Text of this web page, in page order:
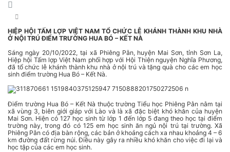
HIỆP HỘI TẤM LỢP VIỆT NAM TỔ CHỨC LỄ KHÁNH THÀNH KHU NHÀ
Ở NỘI TRÚ ĐIỂM TRƯỜNG HUA BÓ – KẾT NÀ
Sáng ngày 20/10/2022, tại xã Phiêng Pằn, huyện Mai Sơn, tỉnh Sơn La,
Hiệp hội Tấm lợp Việt Nam phối hợp với Hội Thiện nguyện Nghĩa Phương,
đã tổ chức lễ khánh thành khu nhà ở nội trú và tặng quà cho các em học
sinh điểm trường Hua Bó – Kết Nà.
Điểm trường Hua Bó – Kết Nà thuộc trường Tiểu học Phiêng Pằn nằm tại
xã vùng 3, biên giới giáp với Lào và là xã đặc biệt khó khăn của huyện
Mai Sơn. Hiện có 127 học sinh từ lớp 1 đến lớp 5 đang theo học tại điểm
trường này, trong đó có 125 em học sinh ăn ngủ nội trú tại trường. Xã
Phiêng Pằn có địa bàn rộng, các bản ở khoảng cách xa nhau khoảng 4 – 6
km đường đất rừng núi. Điều này gây ra nhiều khó khăn cho việc đi lại và
học tập của các em học sinh.